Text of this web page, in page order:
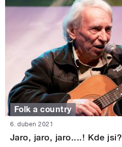
Folk a country
6. duben 2021
Jaro, jaro, jaro....! Kde jsi?